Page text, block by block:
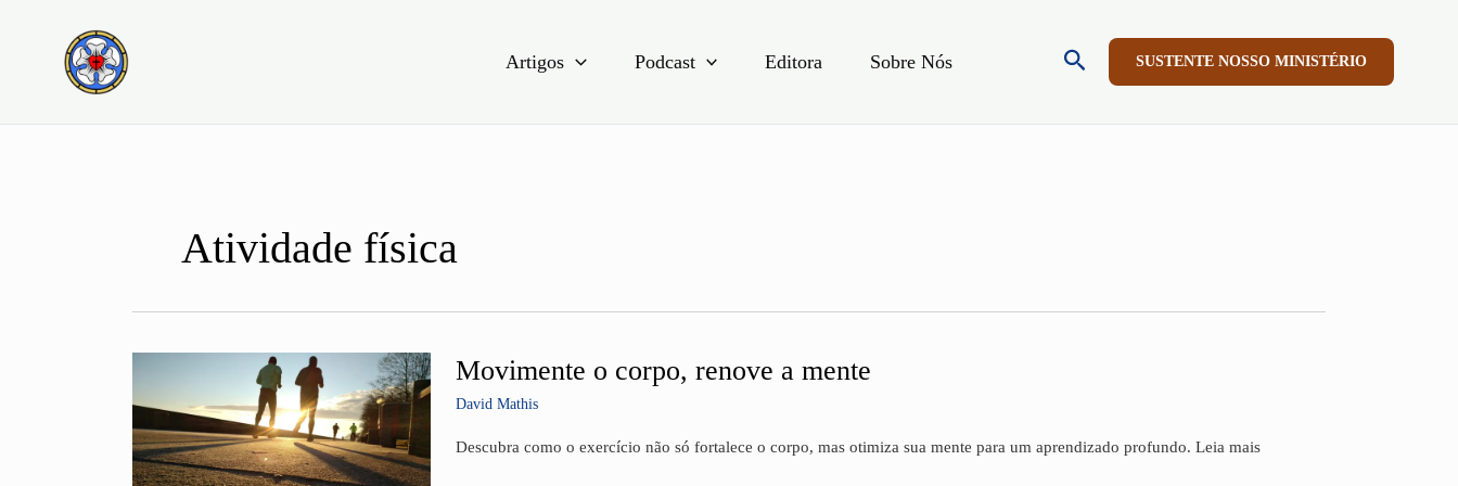
Artigos Podcast Editora Sobre Nós PesquisarSUSTENTE NOSSO MINISTÉRIO
Atividade física
Movimente o corpo, renove a mente
David Mathis
Descubra como o exercício não só fortalece o corpo, mas otimiza sua mente para um aprendizado profundo. Leia mais
Movimente
renove